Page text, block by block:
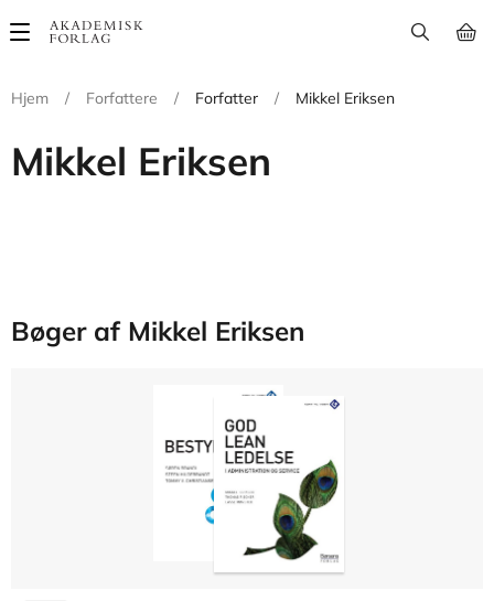
Main
Hjem
/ Forfattere / Forfatter / Mikkel Eriksen
Mikkel Eriksen
Bøger af Mikkel Eriksen